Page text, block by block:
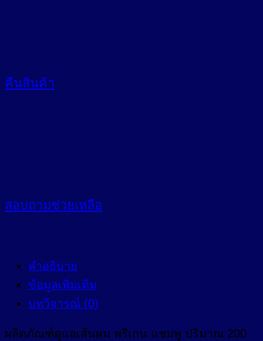
คืนสินค้า
สอบถามช่วยเหลือ
คำอธิบาย
ข้อมูลเพิ่มเติม
บทวิจารณ์ (0)
ผลิตภัณฑ์ดูแลเส้นผม พรีเกน แชมพู ปริมาณ 200